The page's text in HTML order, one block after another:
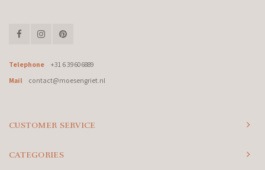
Telephone
+31 6 39606889
Mail
contact@moesengriet.nl
CUSTOMER SERVICE
CATEGORIES